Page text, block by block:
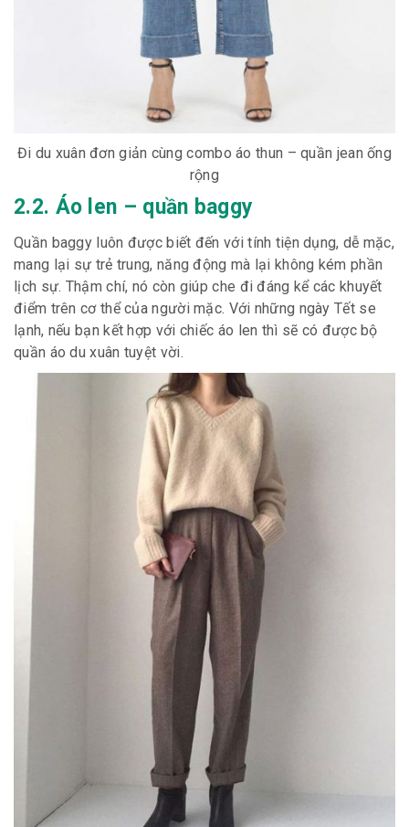
Đi du xuân đơn giản cùng combo áo thun – quần jean ống
rộng
2.2. Áo len – quần baggy
Quần baggy luôn được biết đến với tính tiện dụng, dễ mặc,
mang lại sự trẻ trung, năng động mà lại không kém phần
lịch sự. Thậm chí, nó còn giúp che đi đáng kể các khuyết
điểm trên cơ thể của người mặc. Với những ngày Tết se
lạnh, nếu bạn kết hợp với chiếc áo len thì sẽ có được bộ
quần áo du xuân tuyệt vời.